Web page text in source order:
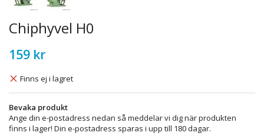
Chiphyvel H0
159 kr
Finns ej i lagret
Bevaka produkt
Ange din e-postadress nedan så meddelar vi dig när produkten
finns i lager! Din e-postadress sparas i upp till 180 dagar.